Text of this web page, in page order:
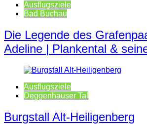
Ausflugsziele
Bad Buchau
Die Legende des
Adeline | Plankental &
Ausflugsziele
Deggenhauser Tal
Burgstall Alt-Heiligenberg